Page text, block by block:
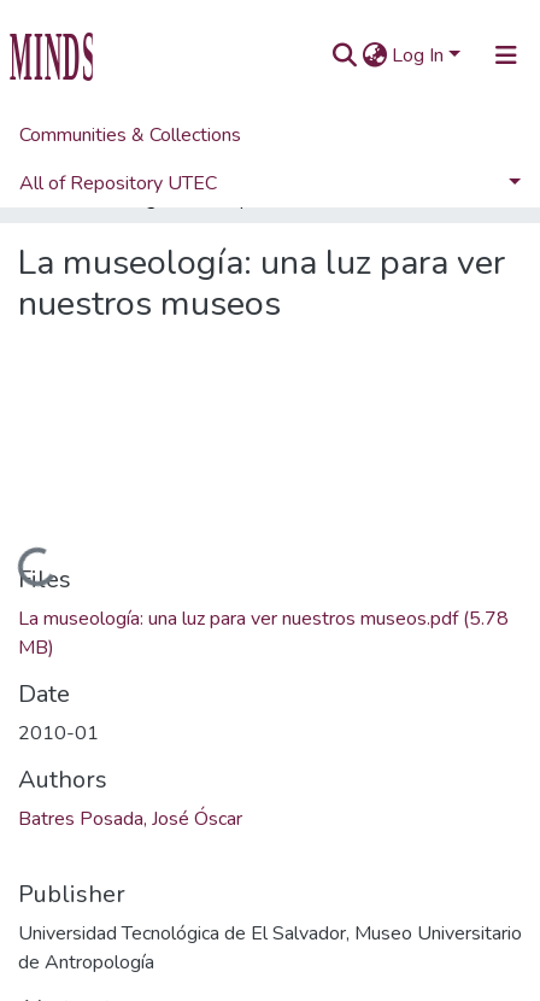
Log In
Communities & Collections
All of Repository UTEC
Home
Artículos de revistas UTEC
La museología: una luz para ver
nuestros museos
Loading...
Files
La museología: una luz para ver nuestros museos.pdf(5.78
MB)
Date
2010-01
Authors
Batres Posada, José Óscar
Publisher
Universidad Tecnológica de El Salvador, Museo Universitario
de Antropología